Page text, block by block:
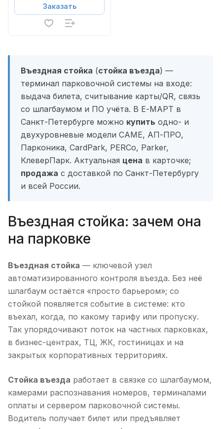
Заказать
Въездная стойка (стойка въезда) —
терминал парковочной системы на входе:
выдача билета, считывание карты/QR, связь
со шлагбаумом и ПО учёта. В Е-МАРТ в
Санкт-Петербурге можно купить одно- и
двухуровневые модели CAME, АП-ПРО,
Парконика, CardPark, PERCo, Parker,
КлеверПарк. Актуальная цена в карточке;
продажа с доставкой по Санкт-Петербургу
и всей России.
Въездная стойка: зачем она
на парковке
Въездная стойка — ключевой узел
автоматизированного контроля въезда. Без неё
шлагбаум остаётся «просто барьером»; со
стойкой появляется событие в системе: кто
въехал, когда, по какому тарифу или пропуску.
Так упорядочивают поток на частных парковках,
в бизнес-центрах, ТЦ, ЖК, гостиницах и на
закрытых корпоративных территориях.
Стойка въезда работает в связке со шлагбаумом,
камерами распознавания номеров, терминалами
оплаты и сервером парковочной системы.
Водитель получает билет или предъявляет